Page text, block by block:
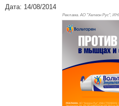
Дата: 14/08/2014
Реклама. АО "Хелеон Рус",